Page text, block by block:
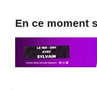
En ce moment